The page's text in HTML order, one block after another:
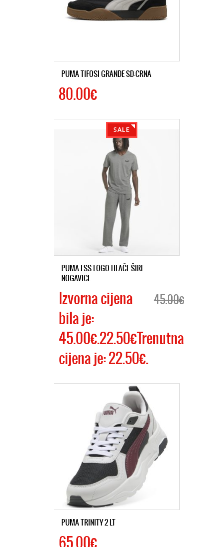
PUMA TIFOSI GRANDE SD-CRNA
80.00€
SALE
PUMA ESS LOGO HLAČE ŠIRE
NOGAVICE
45.00€
Izvorna cijena
bila je:
45.00€.22.50€Trenutna
cijena je: 22.50€.
PUMA TRINITY 2 LT
65.00€